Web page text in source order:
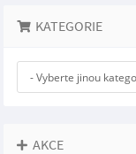
KATEGORIE
AKCE